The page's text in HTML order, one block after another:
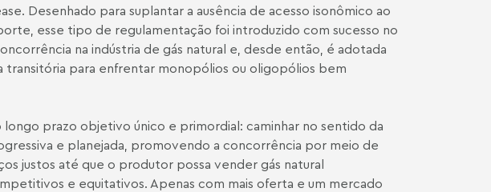
Desenhado para suplantar a ausência de acesso isonômico ao
esse tipo de regulamentação foi introduzido com sucesso no
na indústria de gás natural e, desde então, é adotada
para enfrentar monopólios ou oligopólios bem
longo prazo objetivo único e primordial: caminhar no sentido da
e planejada, promovendo a concorrência por meio de
justos até que o produtor possa vender gás natural
e equitativos. Apenas com mais oferta e um mercado